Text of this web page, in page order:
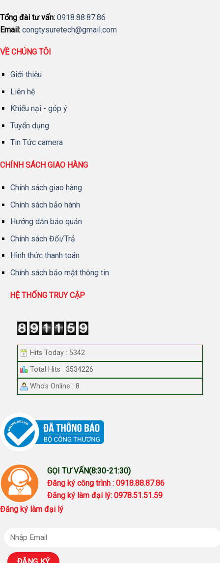
Tổng đài tư vấn: 0918.88.87.86
Email: congtysuretech@gmail.com
VỀ CHÚNG TÔI
Giới thiệu
Liên hệ
Khiếu nại - góp ý
Tuyển dụng
Tin Tức camera
CHÍNH SÁCH GIAO HÀNG
Chính sách giao hàng
Chính sách bảo hành
Hướng dẫn bảo quản
Chính sách Đổi/Trả
Hình thức thanh toán
Chính sách bảo mật thông tin
HỆ THỐNG TRUY CẬP
Hits Today : 5342
Total Hits : 3534226
Who's Online : 8
GỌI TƯ VẤN(8:30-21:30)
Đăng ký công trình : 0918.88.87.86
Đăng ký làm đại lý: 0978.51.51.59
Đăng ký làm đại lý